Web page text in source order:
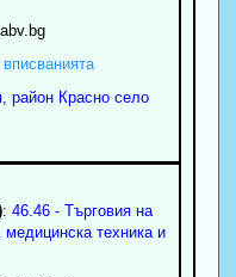
район Красно село
: 46.46 - Търговия на
техника и